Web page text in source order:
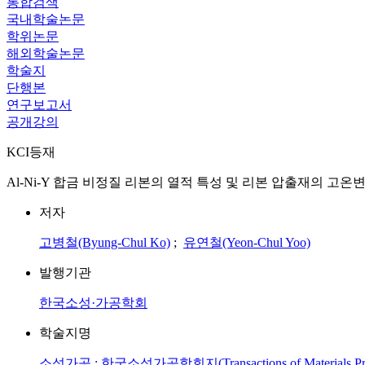
국내학술논문
학위논문
해외학술논문
학술지
단행본
연구보고서
공개강의
KCI등재
Al-Ni-Y 합금 비정질 리본의 열적 특성 및 리본 압출재의 고온
저자
고병철(Byung-Chul Ko) ; 유연철(Yeon-Chul Yoo)
발행기관
한국소성·가공학회
학술지명